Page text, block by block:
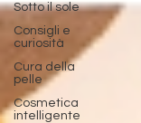
Sotto il sole
Consigli e
curiosità
Cura della
pelle
Cosmetica
intelligente